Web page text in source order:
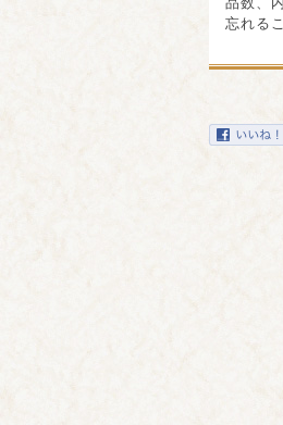
忘れる